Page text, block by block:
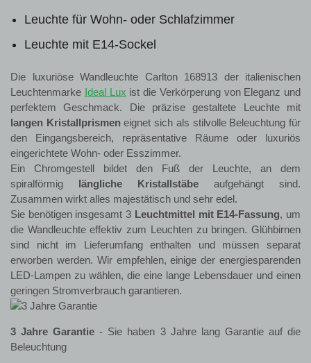
Leuchte für Wohn- oder Schlafzimmer
Leuchte mit E14-Sockel
Die luxuriöse Wandleuchte Carlton 168913 der italienischen
Leuchtenmarke Ideal Lux ist die Verkörperung von Eleganz und
perfektem Geschmack. Die präzise gestaltete Leuchte mit
langen Kristallprismeneignet sich als stilvolle Beleuchtung für
den Eingangsbereich, repräsentative Räume oder luxuriös
eingerichtete Wohn- oder Esszimmer.
Ein Chromgestell bildet den Fuß der Leuchte, an dem
spiralförmig längliche Kristallstäbe aufgehängt sind.
Zusammen wirkt alles majestätisch und sehr edel.
Sie benötigen insgesamt 3 Leuchtmittel mit E14-Fassung, um
die Wandleuchte effektiv zum Leuchten zu bringen. Glühbirnen
sind nicht im Lieferumfang enthalten und müssen separat
erworben werden. Wir empfehlen, einige der energiesparenden
LED-Lampen zu wählen, die eine lange Lebensdauer und einen
geringen Stromverbrauch garantieren.
3 Jahre Garantie - Sie haben 3 Jahre lang Garantie auf die
Beleuchtung